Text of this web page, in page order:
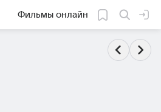
Фильмы онлайн